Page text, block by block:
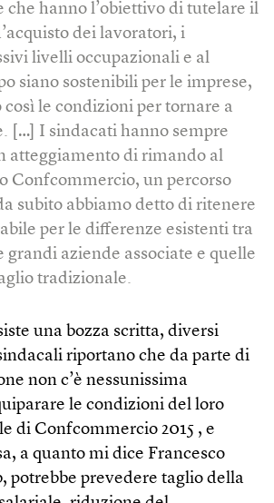
che hanno l’obiettivo di tutelare il
dei lavoratori, i
livelli occupazionali e al
siano sostenibili per le imprese,
così le condizioni per tornare a
[…] I sindacati hanno sempre
atteggiamento di rimando al
Confcommercio, un percorso
subito abbiamo detto di ritenere
per le differenze esistenti tra
grandi aziende associate e quelle
tradizionale.
una bozza scritta, diversi
riportano che da parte di
non c’è nessunissima
le condizioni del loro
di Confcommercio 2015 , e
a quanto mi dice Francesco
potrebbe prevedere taglio della